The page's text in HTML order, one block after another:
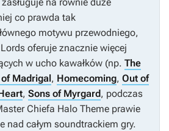
zasługuje na równie duże
co prawda tak
motywu przewodniego,
Lords oferuje znacznie więcej
w ucho kawałków (np. The
Madrigal , Homecoming, Out of
, Sons of Myrgard, podczas
Chiefa Halo Theme prawie
nad całym soundtrackiem gry.